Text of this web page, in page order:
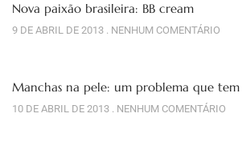
Nova paixão brasileira: BB cream
9 DE ABRIL DE 2013 NENHUM COMENTÁRIO
Manchas na pele: um problema que tem
10 DE ABRIL DE 2013 NENHUM COMENTÁRIO